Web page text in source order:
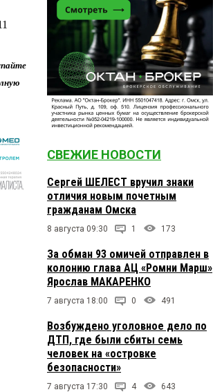
СВЕЖИЕ НОВОСТИ
Сергей ШЕЛЕСТ вручил знаки
отличия новым почетным
гражданам Омска
8 августа 09:30 1 173
За обман 93 омичей отправлен в
колонию глава АЦ «Ромни Марш»
Ярослав МАКАРЕНКО
7 августа 18:00 0 491
Возбуждено уголовное дело по
ДТП, где были сбиты семь
человек на «островке
безопасности»
7 августа 17:30 4 643